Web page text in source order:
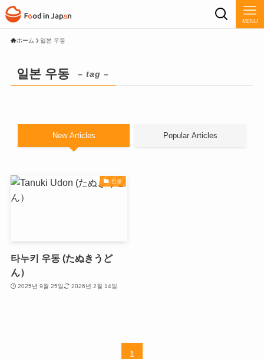
MENU
ホーム 일본 우동
일본 우동 – tag –
New Articles Popular Articles
칸토
타누키 우동 (たぬきうど
ん）
2025년 9월 25일 2026년 2월 14일
1